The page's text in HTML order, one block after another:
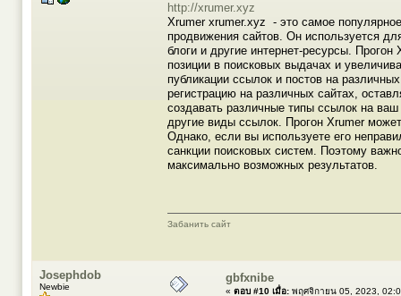
http://xrumer.xyz
Xrumer xrumer.xyz - это самое
продвижения сайтов. Он используется
блоги и другие интернет-ресурсы.
позиции в поисковых выдачах и
публикации ссылок и постов на
регистрацию на различных сайтах,
создавать различные типы ссылок на
другие виды ссылок. Прогон Xrumer
Однако, если вы используете его
санкции поисковых систем. Поэтому
максимально возможных результатов.
Забанить сайт
Josephdob
Newbie
gbfxnibe
« ตอบ #10 เมื่อ: พฤศจิกายน 05, 2023,